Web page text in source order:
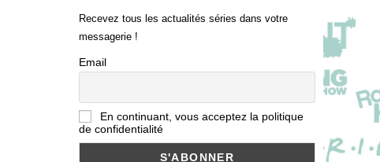
Recevez tous les actualités séries dans votre
messagerie !
Email
En continuant, vous acceptez la politique
de confidentialité